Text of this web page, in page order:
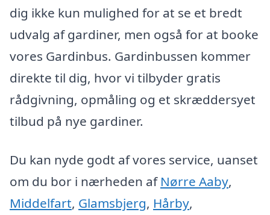
dig ikke kun mulighed for at se et bredt
udvalg af gardiner, men også for at booke
vores Gardinbus. Gardinbussen kommer
direkte til dig, hvor vi tilbyder gratis
rådgivning, opmåling og et skræddersyet
tilbud på nye gardiner.
Du kan nyde godt af vores service, uanset
om du bor i nærheden af Nørre Aaby,
Middelfart, Glamsbjerg, Hårby,